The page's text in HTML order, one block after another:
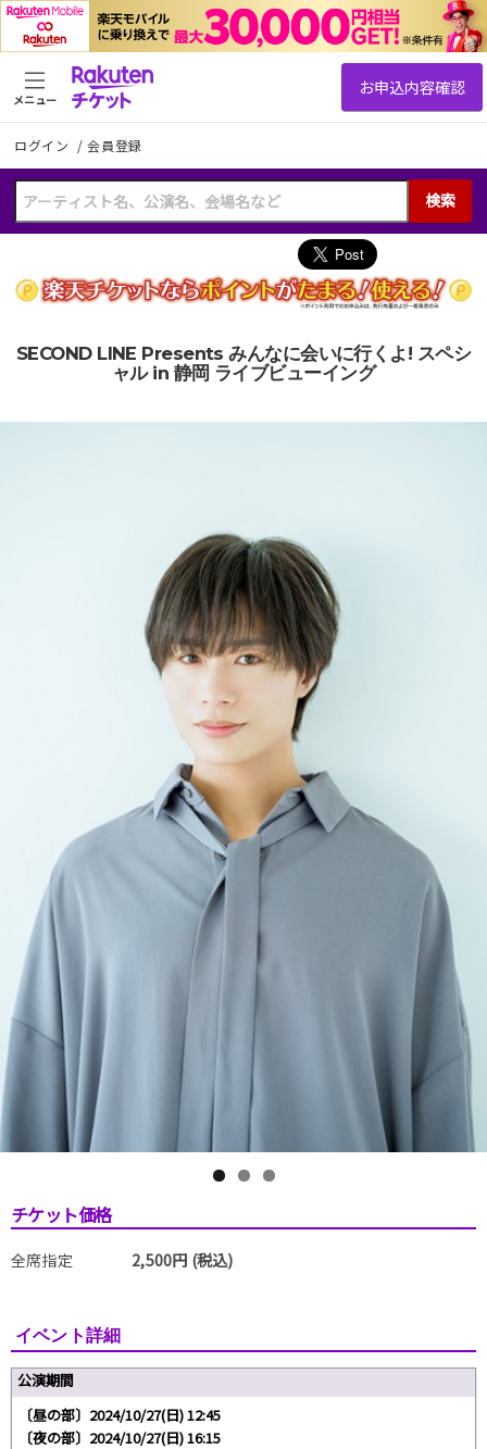
ログイン /会員登録
検索
メニュー
SECOND LINE Presents みんなに会いに行くよ! スペシ
ャル in 静岡 ライブビューイング
チケット価格
全席指定 2,500円 (税込)
イベント詳細
公演期間
〔昼の部〕2024/10/27(日) 12:45
〔夜の部〕2024/10/27(日) 16:15